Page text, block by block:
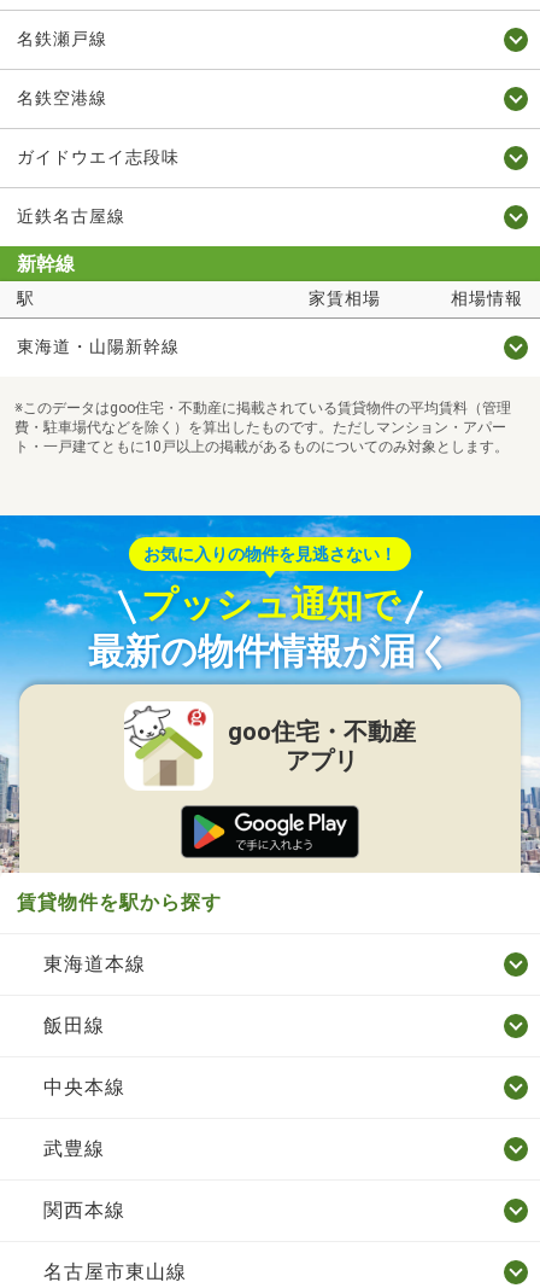
名鉄瀬戸線
名鉄空港線
ガイドウエイ志段味
近鉄名古屋線
新幹線
駅 家賃相場 相場情報
東海道・山陽新幹線
※このデータはgoo住宅・不動産に掲載されている賃貸物件の平均賃料（管理
費・駐車場代などを除く）を算出したものです。ただしマンション・アパー
ト・一戸建てともに10戸以上の掲載があるものについてのみ対象とします。
お気に入りの物件を見逃さない！
プッシュ通知で
最新の物件情報が届く
goo住宅・不動産
アプリ
賃貸物件を駅から探す
東海道本線
飯田線
中央本線
武豊線
関西本線
名古屋市東山線